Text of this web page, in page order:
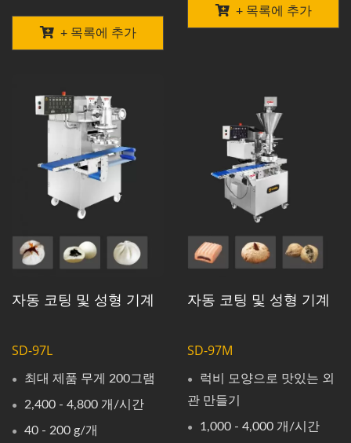
+ 목록에 추가
+ 목록에 추가
자동 코팅 및 성형 기계
SD-97L
최대 제품 무게 200그램
2,400 - 4,800 개/시간
40 - 200 g/개
자동 코팅 및 성형 기계
SD-97M
럭비 모양으로 맛있는 외
관 만들기
1,000 - 4,000 개/시간